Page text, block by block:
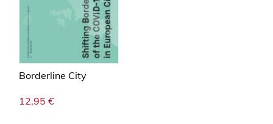
Borderline City
12,95 €